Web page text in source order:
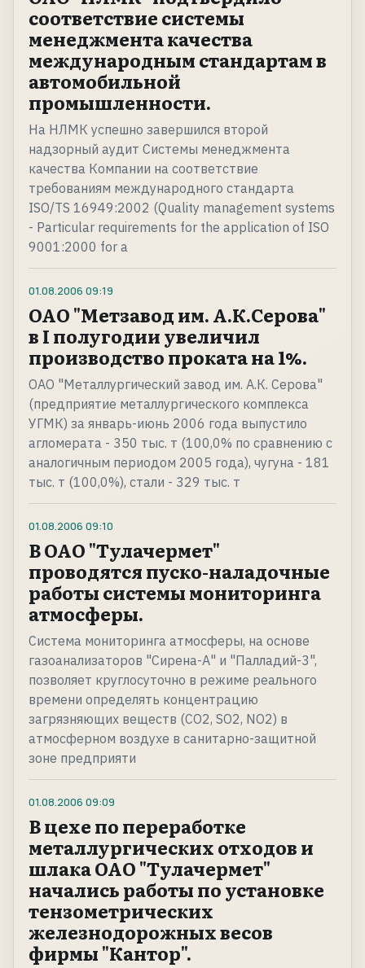
соответствие системы
менеджмента качества
международным стандартам в
автомобильной
промышленности.
На НЛМК успешно завершился второй
надзорный аудит Системы менеджмента
качества Компании на соответствие
требованиям международного стандарта
ISO/TS 16949:2002 (Quality management systems
- Particular requirements for the application of ISO
9001:2000 for a
01.08.2006 09:19
ОАО "Метзавод им. А.К.Серова"
в I полугодии увеличил
производство проката на 1%.
ОАО "Металлургический завод им. А.К. Серова"
(предприятие металлургического комплекса
УГМК) за январь-июнь 2006 года выпустило
агломерата - 350 тыс. т (100,0% по сравнению с
аналогичным периодом 2005 года), чугуна - 181
тыс. т (100,0%), стали - 329 тыс. т
01.08.2006 09:10
В ОАО "Тулачермет"
проводятся пуско-наладочные
работы системы мониторинга
атмосферы.
Система мониторинга атмосферы, на основе
газоанализаторов "Сирена-А" и "Палладий-3",
позволяет круглосуточно в режиме реального
времени определять концентрацию
загрязняющих веществ (CO2, SO2, NO2) в
атмосферном воздухе в санитарно-защитной
зоне предприяти
01.08.2006 09:09
В цехе по переработке
металлургических отходов и
шлака ОАО "Тулачермет"
начались работы по установке
тензометрических
железнодорожных весов
фирмы "Кантор".